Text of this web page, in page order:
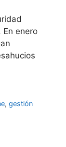
enero
,gestión